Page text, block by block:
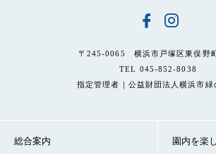
〒245-0065 横浜市戸塚区東俣野
TEL 045-852-8038
指定管理者｜公益財団法人横浜市緑
総合案内 園内を楽